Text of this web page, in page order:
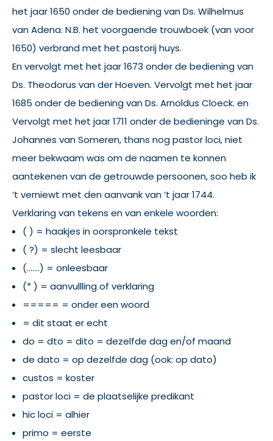
het jaar 1650 onder de bediening van Ds. Wilhelmus
van Adena. N.B. het voorgaende trouwboek (van voor
1650) verbrand met het pastorij huys.
En vervolgt met het jaar 1673 onder de bediening van
Ds. Theodorus van der Hoeven. Vervolgt met het jaar
1685 onder de bediening van Ds. Arnoldus Cloeck. en
Vervolgt met het jaar 1711 onder de bedieninge van Ds.
Johannes van Someren, thans nog pastor loci, niet
meer bekwaam was om de naamen te konnen
aantekenen van de getrouwde persoonen, soo heb ik
’t verniewt met den aanvank van ’t jaar 1744.
Verklaring van tekens en van enkele woorden:
( ) = haakjes in oorspronkele tekst
( ?) = slecht leesbaar
(…….) = onleesbaar
(* ) = aanvullling of verklaring
===== = onder een woord
= dit staat er echt
do = dto = dito = dezelfde dag en/of maand
de dato = op dezelfde dag (ook: op dato)
custos = koster
pastor loci = de plaatselijke predikant
hic loci = alhier
primo = eerste